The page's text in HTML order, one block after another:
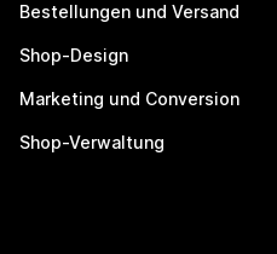
Bestellungen und Versand
Shop-Design
Marketing und Conversion
Shop-Verwaltung